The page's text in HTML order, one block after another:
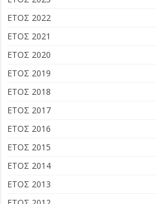
ΕΤΟΣ 2022
ΕΤΟΣ 2021
ΕΤΟΣ 2020
ΕΤΟΣ 2019
ΕΤΟΣ 2018
ΕΤΟΣ 2017
ΕΤΟΣ 2016
ΕΤΟΣ 2015
ΕΤΟΣ 2014
ΕΤΟΣ 2013